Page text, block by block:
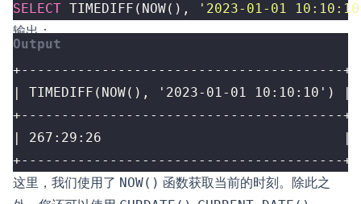
SELECT TIMEDIFF ( NOW(),
'2023-01-01
输出：
+----------------------------------------+
这里，我们使用了 NOW() 函数获取当前的时刻。除此之